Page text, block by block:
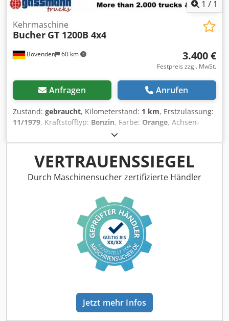
1 / 1
Bovenden 60 km
Kehrmaschine
Bucher GT 1200B 4x4
3.400 €
Festpreis zzgl. MwSt.
Anfragen Anrufen
Zustand: gebraucht, Kilometerstand: 1 km, Erstzulassung:
11/1979, Kraftstofftyp: Benzin, Farbe: Orange, Achsen-
, Fahrerkabine:
Automatisch, Anzahl der Sitzplätze:2, Ausstattung:
Allradantrieb, Zusatzscheinwerfer , Fahrzeugstandort:
Bovenden, Automatik, Arbeitsscheinwerfer,
Rundumleuchte Aufbau: Salzstreuautomat PETSCH ca.
Änderungen, Zwischenverkauf und Irrtümer vorbehalten!
Dcedpfx Acei Rmk Esmjk - .
VERTRAUENSSIEGEL
Durch Maschinensucher zertifizierte Händler
Jetzt mehr Infos